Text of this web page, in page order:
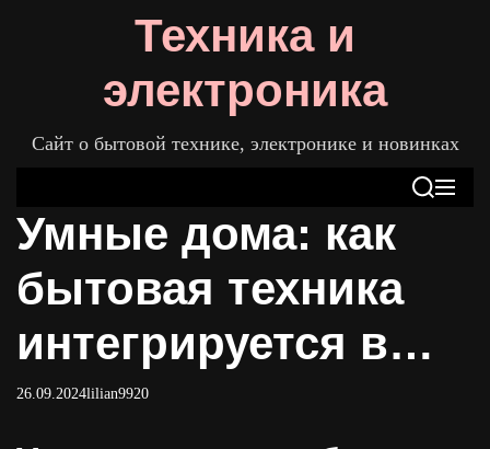
Техника и
электроника
Сайт о бытовой технике, электронике и новинках
S
M
Умные дома: как
бытовая техника
интегрируется в
экосистемы IoT
26.09.2024lilian9920